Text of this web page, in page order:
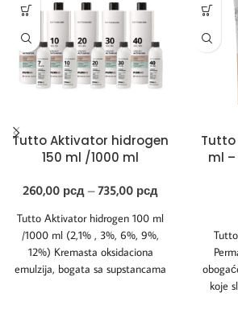
Tutto Aktivator hidrogen
150 ml /1000 ml
260,00 рсд – 735,00 рсд
Tutto Aktivator hidrogen 100 ml
/1000 ml (2,1% , 3%, 6%, 9%,
12%) Kremasta oksidaciona
emulzija, bogata sa supstancama
Tutto
ml
koje